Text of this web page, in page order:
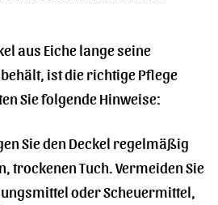
aus Eiche lange seine
ist die richtige Pflege
Sie folgende Hinweise:
Sie den Deckel regelmäßig
trockenen Tuch. Vermeiden Sie
oder Scheuermittel,